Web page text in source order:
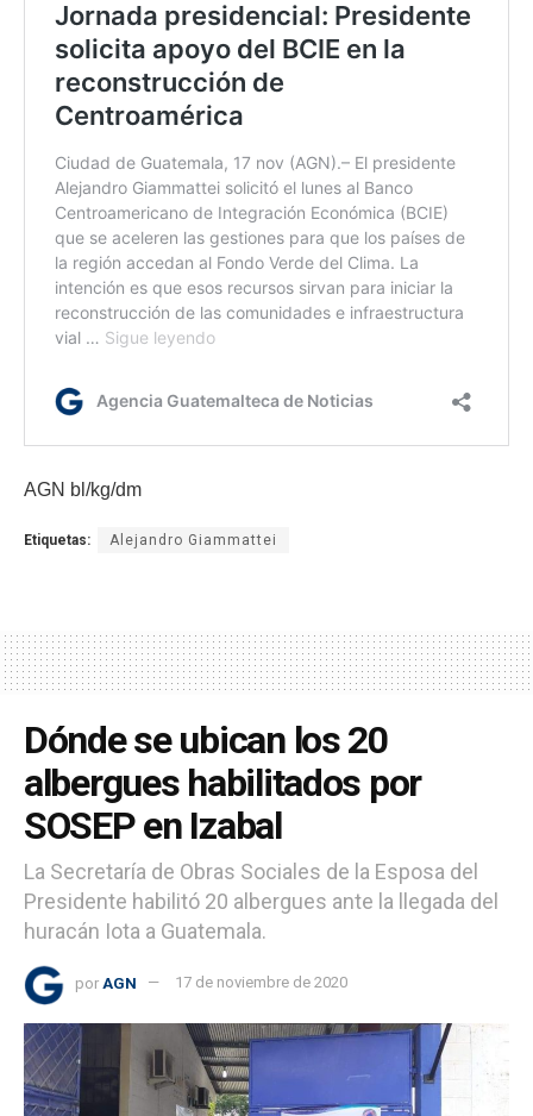
AGN bl/kg/dm
Etiquetas: Alejandro Giammattei
Dónde se ubican los 20
albergues habilitados por
SOSEP en Izabal
La Secretaría de Obras Sociales de la Esposa del
Presidente habilitó 20 albergues ante la llegada del
huracán Iota a Guatemala.
por AGN 17 de noviembre de 2020